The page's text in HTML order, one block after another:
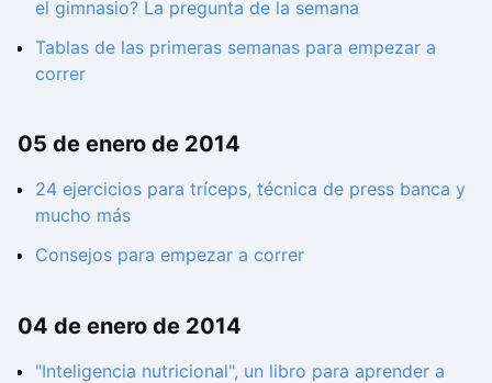
el gimnasio? La pregunta de la semana
Tablas de las primeras semanas para empezar a
correr
05 de enero de 2014
24 ejercicios para tríceps, técnica de press banca y
mucho más
Consejos para empezar a correr
04 de enero de 2014
"Inteligencia nutricional", un libro para aprender a